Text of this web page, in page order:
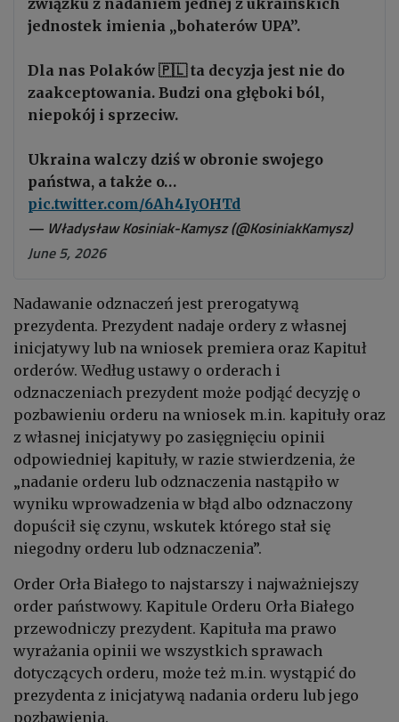
związku z nadaniem jednej z ukraińskich
jednostek imienia „bohaterów UPA”.
Dla nas Polaków 🇵🇱 ta decyzja jest nie do
zaakceptowania. Budzi ona głęboki ból,
niepokój i sprzeciw.
Ukraina walczy dziś w obronie swojego
państwa, a także o…
pic.twitter.com/6Ah4IyOHTd
— Władysław Kosiniak-Kamysz (@KosiniakKamysz)
June 5, 2026
Nadawanie odznaczeń jest prerogatywą
prezydenta. Prezydent nadaje ordery z własnej
inicjatywy lub na wniosek premiera oraz Kapituł
orderów. Według ustawy o orderach i
odznaczeniach prezydent może podjąć decyzję o
pozbawieniu orderu na wniosek m.in. kapituły oraz
z własnej inicjatywy po zasięgnięciu opinii
odpowiedniej kapituły, w razie stwierdzenia, że
„nadanie orderu lub odznaczenia nastąpiło w
wyniku wprowadzenia w błąd albo odznaczony
dopuścił się czynu, wskutek którego stał się
niegodny orderu lub odznaczenia”.
Order Orła Białego to najstarszy i najważniejszy
order państwowy. Kapitule Orderu Orła Białego
przewodniczy prezydent. Kapituła ma prawo
wyrażania opinii we wszystkich sprawach
dotyczących orderu, może też m.in. wystąpić do
prezydenta z inicjatywą nadania orderu lub jego
pozbawienia.